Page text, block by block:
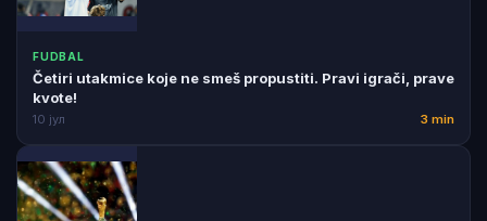
FUDBAL
Četiri utakmice koje ne smeš propustiti. Pravi igrači, prave
kvote!
10 јул 3 min